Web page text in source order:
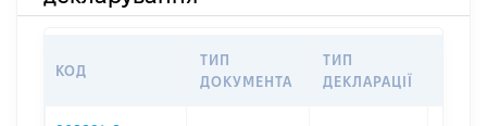
КОД
ТИП
ДОКУМЕНТА
ТИП
ДЕКЛАРАЦІЇ